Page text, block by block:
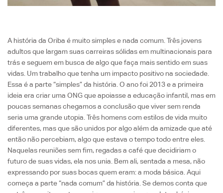
A história da Oriba é muito simples e nada comum. Três jovens
adultos que largam suas carreiras sólidas em multinacionais para
trás e seguem em busca de algo que faça mais sentido em suas
vidas. Um trabalho que tenha um impacto positivo na sociedade.
Essa é a parte “simples” da história. O ano foi 2013 e a primeira
ideia era criar uma ONG que apoiasse a educação infantil, mas em
poucas semanas chegamos a conclusão que viver sem renda
seria uma grande utopia. Três homens com estilos de vida muito
diferentes, mas que são unidos por algo além da amizade que até
então não percebiam, algo que estava o tempo todo entre eles.
Naquelas reuniões sem fim, regadas a café que decidiriam o
futuro de suas vidas, ela nos unia. Bem ali, sentada a mesa, não
expressando por suas bocas quem eram: a moda básica. Aqui
começa a parte “nada comum” da história. Se demos conta que